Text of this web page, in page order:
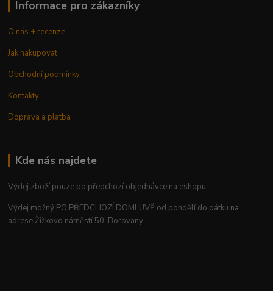
Informace pro zákazníky
O nás + recenze
Jak nakupovat
Obchodní podmínky
Kontakty
Doprava a platba
Kde nás najdete
Výdej zboží pouze po předchozí objednávce na eshopu.
Výdej možný PO PŘEDCHOZÍ DOMLUVĚ od pondělí do pátku na
adrese Žižkovo náměstí 50, Borovany.